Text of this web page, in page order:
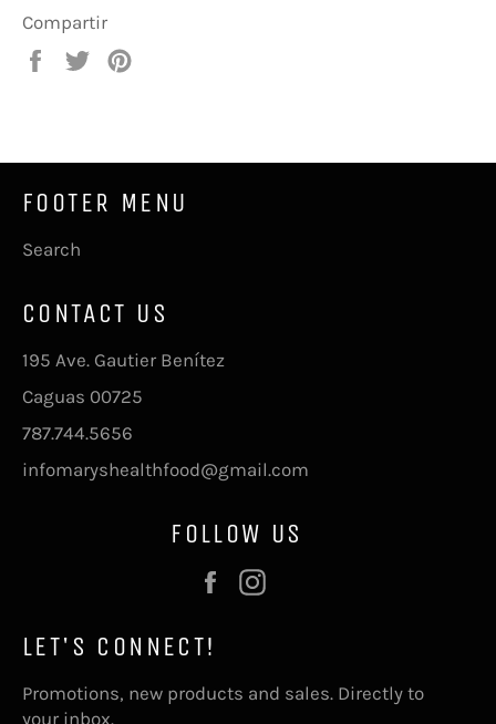
Compartir
Compartir
Tuitear
FOOTER MENU
Search
CONTACT US
195 Ave. Gautier Benítez
Caguas 00725
787.744.5656
infomaryshealthfood@gmail.com
FOLLOW US
Facebook
LET'S CONNECT!
Promotions, new products and sales. Directly to
your inbox.